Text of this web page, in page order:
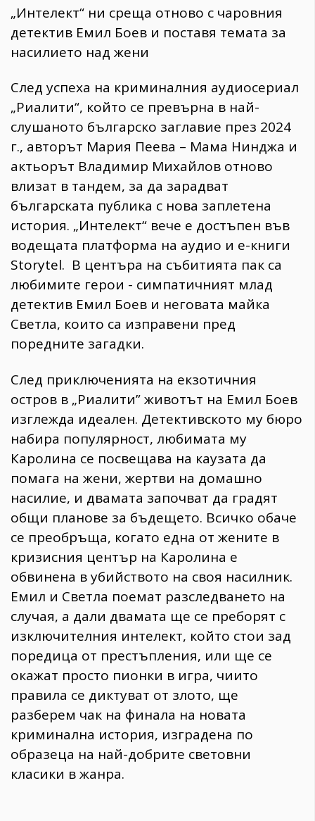
„Интелект“ ни среща отново с чаровния
детектив Емил Боев и поставя темата за
насилието над жени
След успеха на криминалния аудиосериал
„Риалити“, който се превърна в най-
слушаното българско заглавие през 2024
г., авторът Мария Пеева – Мама Нинджа и
актьорът Владимир Михайлов отново
влизат в тандем, за да зарадват
българската публика с нова заплетена
история. „Интелект“ вече е достъпен във
водещата платформа на аудио и е-книги
Storytel. В центъра на събитията пак са
любимите герои - симпатичният млад
детектив Емил Боев и неговата майка
Светла, които са изправени пред
поредните загадки.
След приключенията на екзотичния
остров в „Риалити” животът на Емил Боев
изглежда идеален. Детективското му бюро
набира популярност, любимата му
Каролина се посвещава на каузата да
помага на жени, жертви на домашно
насилие, и двамата започват да градят
общи планове за бъдещето. Всичко обаче
се преобръща, когато една от жените в
кризисния център на Каролина е
обвинена в убийството на своя насилник.
Емил и Светла поемат разследването на
случая, а дали двамата ще се преборят с
изключителния интелект, който стои зад
поредица от престъпления, или ще се
окажат просто пионки в игра, чиито
правила се диктуват от злото, ще
разберем чак на финала на новата
криминална история, изградена по
образеца на най-добрите световни
класики в жанра.